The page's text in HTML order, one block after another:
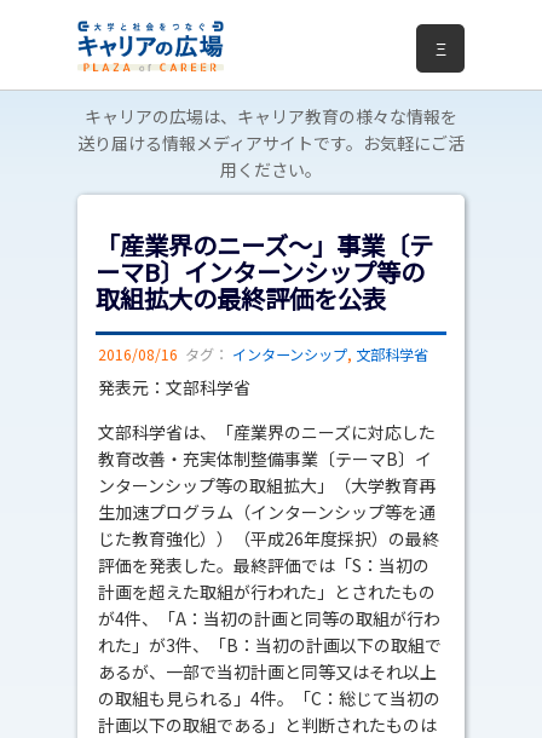
Ξ
キャリアの広場は、キャリア教育の様々な情報を
送り届ける情報メディアサイトです。お気軽にご活
用ください。
「産業界のニーズ～」事業〔テ
ーマB〕インターンシップ等の
取組拡大の最終評価を公表
2016/08/16 タグ： インターンシップ, 文部科学省
発表元：文部科学省
文部科学省は、「産業界のニーズに対応した
教育改善・充実体制整備事業〔テーマB〕イ
ンターンシップ等の取組拡大」（大学教育再
生加速プログラム（インターンシップ等を通
じた教育強化））（平成26年度採択）の最終
評価を発表した。最終評価では「S：当初の
計画を超えた取組が行われた」とされたもの
が4件、「A：当初の計画と同等の取組が行わ
れた」が3件、「B：当初の計画以下の取組で
あるが、一部で当初計画と同等又はそれ以上
の取組も見られる」4件。「C：総じて当初の
計画以下の取組である」と判断されたものは